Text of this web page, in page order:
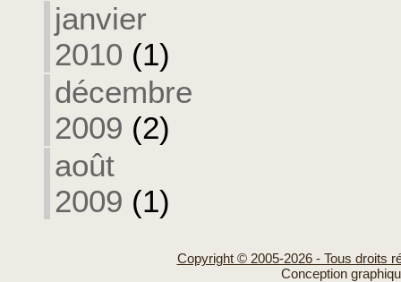
janvier
2010 (1)
décembre
2009 (2)
août
2009 (1)
Copyright © 2005-2026 - Tous droits
Conception